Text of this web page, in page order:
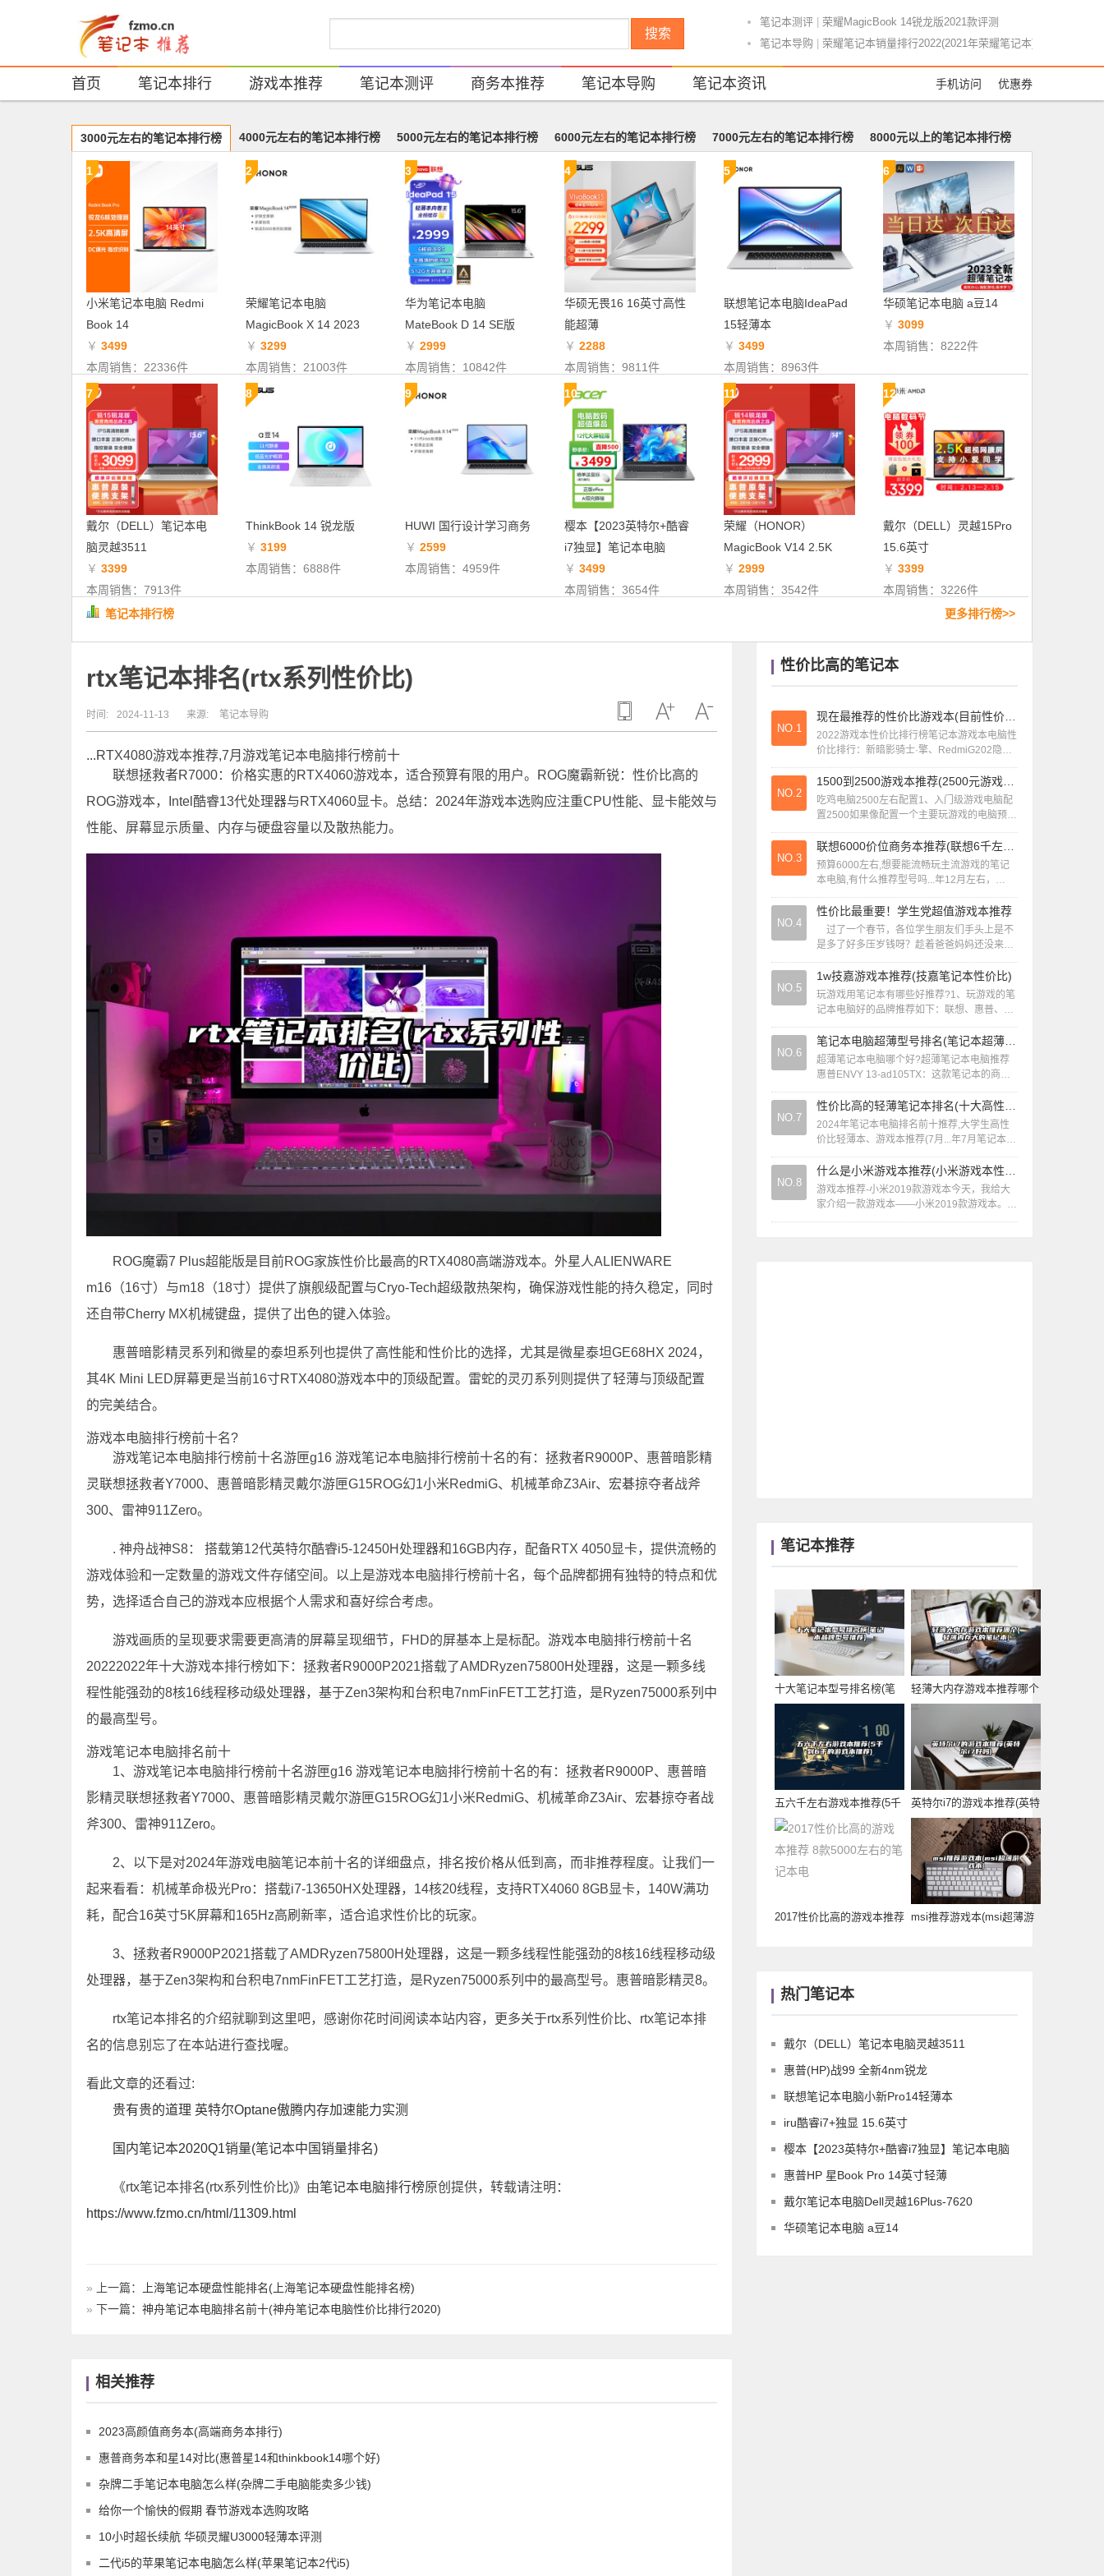
搜索
笔记本测评
荣耀MagicBook 14锐龙版2021款评测
笔记本导购
荣耀笔记本销量排行2022(2021年荣耀笔记本)
笔记本导购|高版本笔记本电脑排名(笔记本高端本排行)
笔记本导购
小米游戏本配置怎么样 小米游戏本参数详解和图
笔记本测评| 笔记本电脑4千推荐怎么样(笔记本电脑四千左右哪款好)
游戏本推荐|首款酷睿i9 9980HK旗舰游戏本ROG超神2s
华为i3的笔记本电脑怎么样(华为matebook i3)
游戏本推荐|万元游戏本笔记本推荐(万元游戏本电脑推荐2020)
商务本推荐|联想P52s是商务本(联想p52上市时间与价格)
笔记本测评|vltw50笔记本电脑怎么样(vulcan v5笔记本参数)
笔记本导购|三星推出Notebook 5/3新品 多款规格可选
三星笔记本电脑四代怎么样(三星笔记本2014年款)
笔记本测评|美感 便携 性能的完美结合 华硕灵耀3 Deluxe 评测
商务本推荐
惠普商务本PS卡不卡(惠普probook商务本)
游戏本推荐
游戏本推荐带小键盘(游戏本 小键盘)
游戏本推荐|
笔记本导购|笔记本电脑排行全球(笔记本电脑排行前十)
笔记本导购
联想笔记本排名天梯图片(联想笔记本排第几名)
笔记本测评|笔记本插散热器好不好(笔记本电脑散热器插usb还是电源)
首页 笔记本排行 游戏本推荐 笔记本测评 商务本推荐 笔记本导购 笔记本资讯 手机访问 优惠券
3000元左右的笔记本排行榜 4000元左右的笔记本排行榜 5000元左右的笔记本排行榜 6000元左右的笔记本排行榜 7000元左右的笔记本排行榜 8000元以上的笔记本排行榜
1
小米笔记本电脑 Redmi
Book 14
￥ 3499
本周销售：22336件
2
荣耀笔记本电脑
MagicBook X 14 2023
￥ 3299
本周销售：21003件
3
华为笔记本电脑
MateBook D 14 SE版
￥ 2999
本周销售：10842件
4
华硕无畏16 16英寸高性
能超薄
￥ 2288
本周销售：9811件
5
联想笔记本电脑IdeaPad
15轻薄本
￥ 3499
本周销售：8963件
6
华硕笔记本电脑 a豆14
￥ 3099
本周销售：8222件
7
戴尔（DELL）笔记本电
脑灵越3511
￥ 3399
本周销售：7913件
8
ThinkBook 14 锐龙版
￥ 3199
本周销售：6888件
9
HUWI 国行设计学习商务
￥ 2599
本周销售：4959件
10
樱本【2023英特尔+酷睿
i7独显】笔记本电脑
￥ 3499
本周销售：3654件
11
荣耀（HONOR）
MagicBook V14 2.5K
￥ 2999
本周销售：3542件
12
戴尔（DELL）灵越15Pro
15.6英寸
￥ 3399
本周销售：3226件
笔记本排行榜
更多排行榜>>
rtx笔记本排名(rtx系列性价比)
时间: 2024-11-13 来源: 笔记本导购
...RTX4080游戏本推荐,7月游戏笔记本电脑排行榜前十
联想拯救者R7000：价格实惠的RTX4060游戏本，适合预算有限的用户。ROG魔霸新锐：性价比高的
ROG游戏本，Intel酷睿13代处理器与RTX4060显卡。总结：2024年游戏本选购应注重CPU性能、显卡能效与
性能、屏幕显示质量、内存与硬盘容量以及散热能力。
ROG魔霸7 Plus超能版是目前ROG家族性价比最高的RTX4080高端游戏本。外星人ALIENWARE
m16（16寸）与m18（18寸）提供了旗舰级配置与Cryo-Tech超级散热架构，确保游戏性能的持久稳定，同时
还自带Cherry MX机械键盘，提供了出色的键入体验。
惠普暗影精灵系列和微星的泰坦系列也提供了高性能和性价比的选择，尤其是微星泰坦GE68HX 2024，
其4K Mini LED屏幕更是当前16寸RTX4080游戏本中的顶级配置。雷蛇的灵刃系列则提供了轻薄与顶级配置
的完美结合。
游戏本电脑排行榜前十名?
游戏笔记本电脑排行榜前十名游匣g16 游戏笔记本电脑排行榜前十名的有：拯救者R9000P、惠普暗影精
灵联想拯救者Y7000、惠普暗影精灵戴尔游匣G15ROG幻1小米RedmiG、机械革命Z3Air、宏碁掠夺者战斧
300、雷神911Zero。
. 神舟战神S8： 搭载第12代英特尔酷睿i5-12450H处理器和16GB内存，配备RTX 4050显卡，提供流畅的
游戏体验和一定数量的游戏文件存储空间。以上是游戏本电脑排行榜前十名，每个品牌都拥有独特的特点和优
势，选择适合自己的游戏本应根据个人需求和喜好综合考虑。
游戏画质的呈现要求需要更高清的屏幕呈现细节，FHD的屏基本上是标配。游戏本电脑排行榜前十名
20222022年十大游戏本排行榜如下：拯救者R9000P2021搭载了AMDRyzen75800H处理器，这是一颗多线
程性能强劲的8核16线程移动级处理器，基于Zen3架构和台积电7nmFinFET工艺打造，是Ryzen75000系列中
的最高型号。
游戏笔记本电脑排名前十
1、游戏笔记本电脑排行榜前十名游匣g16 游戏笔记本电脑排行榜前十名的有：拯救者R9000P、惠普暗
影精灵联想拯救者Y7000、惠普暗影精灵戴尔游匣G15ROG幻1小米RedmiG、机械革命Z3Air、宏碁掠夺者战
斧300、雷神911Zero。
2、以下是对2024年游戏电脑笔记本前十名的详细盘点，排名按价格从低到高，而非推荐程度。让我们一
起来看看：机械革命极光Pro：搭载i7-13650HX处理器，14核20线程，支持RTX4060 8GB显卡，140W满功
耗，配合16英寸5K屏幕和165Hz高刷新率，适合追求性价比的玩家。
3、拯救者R9000P2021搭载了AMDRyzen75800H处理器，这是一颗多线程性能强劲的8核16线程移动级
处理器，基于Zen3架构和台积电7nmFinFET工艺打造，是Ryzen75000系列中的最高型号。惠普暗影精灵8。
rtx笔记本排名的介绍就聊到这里吧，感谢你花时间阅读本站内容，更多关于rtx系列性价比、rtx笔记本排
名的信息别忘了在本站进行查找喔。
看此文章的还看过:
贵有贵的道理 英特尔Optane傲腾内存加速能力实测
国内笔记本2020Q1销量(笔记本中国销量排名)
《rtx笔记本排名(rtx系列性价比)》由笔记本电脑排行榜原创提供，转载请注明：
https://www.fzmo.cn/html/11309.html
» 上一篇：
上海笔记本硬盘性能排名(上海笔记本硬盘性能排名榜)
» 下一篇： 神舟笔记本电脑排名前十(神舟笔记本电脑性价比排行2020)
相关推荐
2023高颜值商务本(高端商务本排行)
惠普商务本和星14对比(惠普星14和thinkbook14哪个好)
杂牌二手笔记本电脑怎么样(杂牌二手电脑能卖多少钱)
给你一个愉快的假期 春节游戏本选购攻略
10小时超长续航 华硕灵耀U3000轻薄本评测
二代i5的苹果笔记本电脑怎么样(苹果笔记本2代i5)
性价比高的笔记本
NO.1
2022游戏本性价比排行榜笔记本游戏本电脑性
价比排行：新暗影骑士·擎、RedmiG202隐星
P1蛟龙16S、暗影精灵9。笔记本性价比2022
十大排名如下：NO1...
NO.2
吃鸡电脑2500左右配置1、入门级游戏电脑配
置2500如果像配置一个主要玩游戏的电脑预算
上来说是比较吃紧的了，推荐是I39代性能能和
7代I5比肩，内存还是尽量选...
NO.3
预算6000左右,想要能流畅玩主流游戏的笔记
本电脑,有什么推荐型号吗...年12月左右，
6000元上下能流畅运行主流游戏的笔记本电
脑，推荐联想拯救者R7000 ...
NO.4
性价比最重要！学生党超值游戏本推荐
过了一个春节，各位学生朋友们手头上是不
是多了好多压岁钱呀？趁着爸爸妈妈还没来得
及没收压岁钱的这段时间里，不妨考虑一下开
学后要买一台什么样的笔记本。它能够...
NO.5
1w技嘉游戏本推荐(技嘉笔记本性价比)
玩游戏用笔记本有哪些好推荐?1、玩游戏的笔
记本电脑好的品牌推荐如下：联想、惠普、外
星人、雷蛇、华硕。联想：联想/Lenovo是全
球知名的电脑制造商之一，也是中国...
NO.6
超薄笔记本电脑哪个好?超薄笔记本电脑推荐
惠普ENVY 13-ad105TX：这款笔记本的商务
气息很重，而且外观简洁漂亮，屏幕素质也
好，i5-8250U/8G/3...
NO.7
2024年笔记本电脑排名前十推荐,大学生高性
价比轻薄本、游戏本推荐(7月...年7月笔记本电
脑质量及推荐排名如下：轻薄本推荐排名：机
械革命无界14X：搭载高性能...
NO.8
游戏本推荐-小米2019款游戏本今天，我给大
家介绍一款游戏本——小米2019款游戏本。这
款笔记本配备了i7-9750H处理器和RTX2060
笔记本推荐
十大笔记本型号排名榜(笔
记本品牌型号推荐
轻薄大内存游戏本推荐哪个
(轻薄内存大的笔
五六千左右游戏本推荐(5千
到6千的游戏本
英特尔i7的游戏本推荐(英特
尔i7好吗)
2017性价比高的游戏本推荐 msi推荐游戏本(msi超薄游
热门笔记本
戴尔（DELL）笔记本电脑灵越3511
惠普(HP)战99 全新4nm锐龙
联想笔记本电脑小新Pro14轻薄本
iru酷睿i7+独显 15.6英寸
樱本【2023英特尔+酷睿i7独显】笔记本电脑
惠普HP 星Book Pro 14英寸轻薄
戴尔笔记本电脑Dell灵越16Plus-7620
华硕笔记本电脑 a豆14